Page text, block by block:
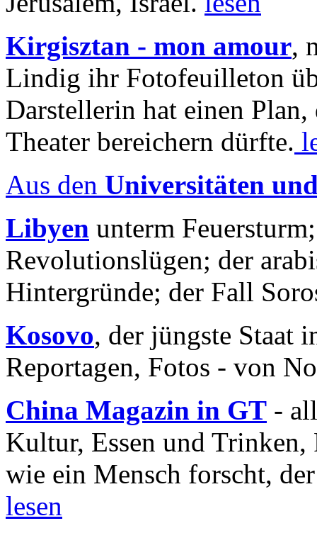
Kirgisztan - mon amour,
Lindig ihr Fotofeuilleton
Darstellerin hat einen Plan,
Theater bereichern dürfte.
Aus den Universitäten
Libyen unterm
Revolutionslügen; der
Hintergründe; der Fall
Kosovo, der jüngste Staat
Reportagen, Fotos - von
China Magazin in GT -
Kultur, Essen und
wie ein Mensch forscht,
lesen